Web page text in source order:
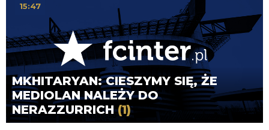
MKHITARYAN: CIESZYMY SIĘ, ŻE
MEDIOLAN NALEŻY DO
NERAZZURRICH(1)
15:47